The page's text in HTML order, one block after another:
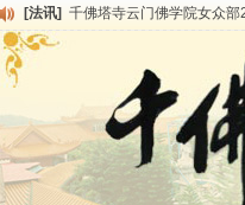
[法讯] 千佛塔寺云门佛学院女众
[法讯]
共赴华藏世界 进入最后七
千佛塔寺阅藏堂周末阅藏报
清明节祭祖报恩地藏法会
[法讯] 本寺方丈上明下慧尼和尚开
[法讯]
2015-3-26师父于法堂对大
[法讯]
广东千佛塔寺云门佛学院女